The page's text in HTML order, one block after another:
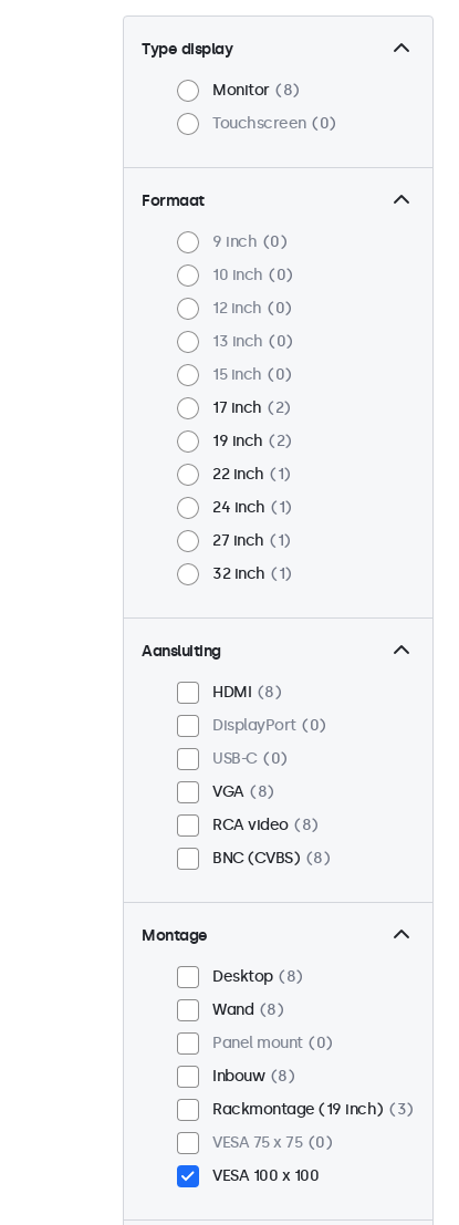
Type display
Monitor
8
Touchscreen
0
Formaat
9 inch
0
10 inch
0
12 inch
0
13 inch
0
15 inch
0
17 inch
2
19 inch
2
22 inch
1
24 inch
1
27 inch
1
32 inch
1
Aansluiting
HDMI
8
DisplayPort
0
USB-C
0
VGA
8
RCA video
8
BNC (CVBS)
8
Montage
Desktop
8
Wand
8
Panel mount
0
Inbouw
8
Rackmontage (19 inch)
3
VESA 75 x 75
0
VESA 100 x 100